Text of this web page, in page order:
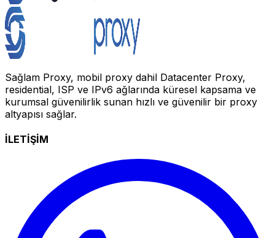
Sağlam Proxy, mobil proxy dahil Datacenter Proxy,
residential, ISP ve IPv6 ağlarında küresel kapsama ve
kurumsal güvenilirlik sunan hızlı ve güvenilir bir proxy
altyapısı sağlar.
İLETİŞİM